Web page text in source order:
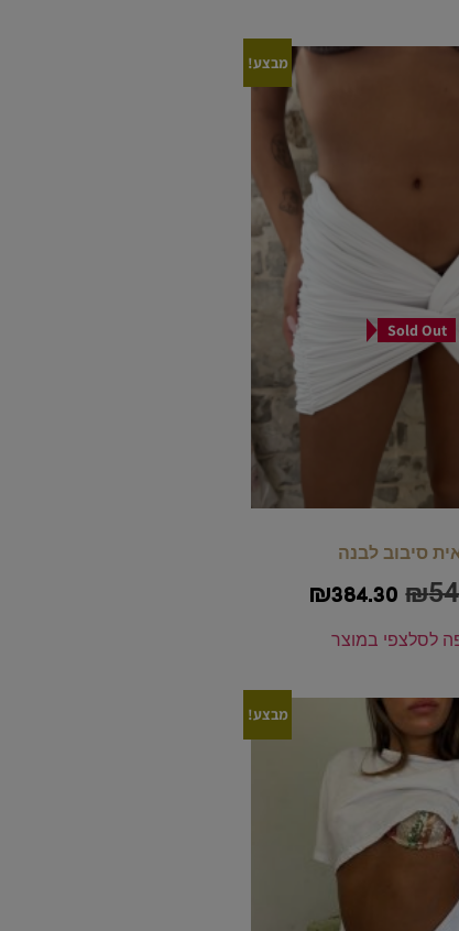
מבצע!
Sold Out
סיבוב לבנה
₪
₪384.30
לסלצפי במוצר
מבצע!